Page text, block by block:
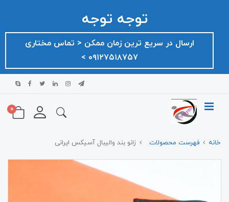
توجه توجه
ارسال در سریع ترین زمان ممکن ‌< تماس مختاری
۰۹۱۲۷۵۱۸۷۵۷ >
0
خانه فهرست محصولات زانو بند والیبال آسیکس ایرانی